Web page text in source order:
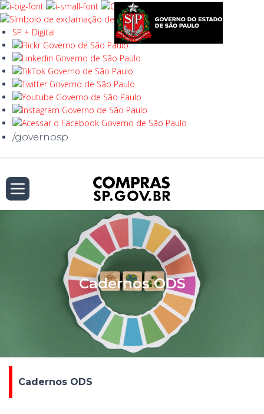
SP + Digital
/governosp
Cadernos ODS
Cadernos ODS